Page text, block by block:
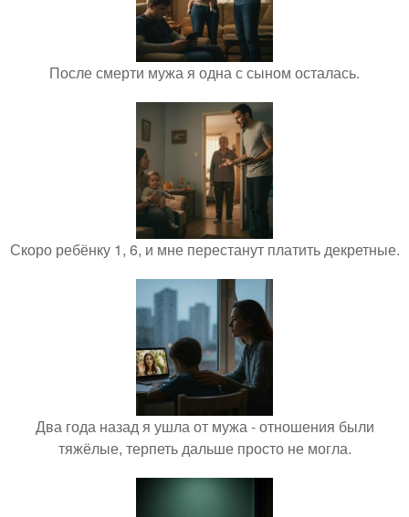
После смерти мужа я одна с сыном осталась.
Скоро ребёнку 1, 6, и мне перестанут платить декретные.
Два года назад я ушла от мужа - отношения были
тяжёлые, терпеть дальше просто не могла.